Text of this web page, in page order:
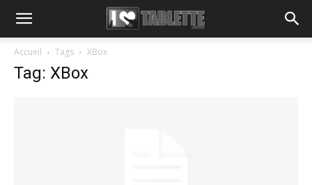
Accueil Tags XBox
Tag: XBox